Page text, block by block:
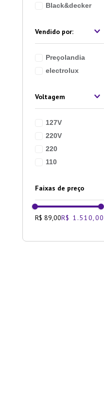
Black&decker
Preçolandia
electrolux
Voltagem
127V
220V
220
110
Faixas de preço
R$ 89,00R$ 1.510,00